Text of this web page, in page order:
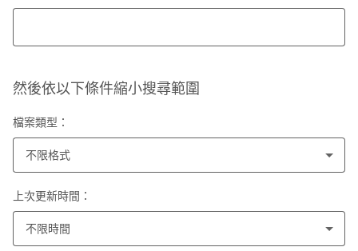
然後依以下條件縮小搜尋範圍
檔案類型：
不限格式
上次更新時間：
不限時間